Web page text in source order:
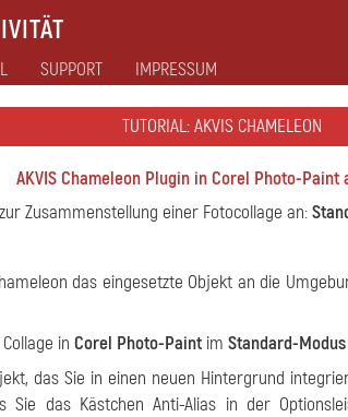
SUPPORT IMPRESSUM
TUTORIAL: AKVIS CHAMELEON
AKVIS Chameleon Plugin in Corel Photo-Paint
Zusammenstellung einer Fotocollage an:
das eingesetzte Objekt an die
in Corel Photo-Paint im Standard-Modus
das Sie in einen neuen Hintergrund
Sie das KästchenAnti-Alias in der